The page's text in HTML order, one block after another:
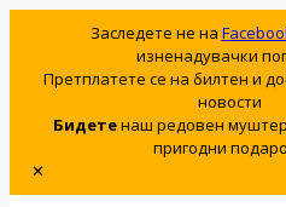
Заследете не на
изненадувачки
Претплатете се на билтен и
новости
Бидетенаш редовен
пригодни
✕